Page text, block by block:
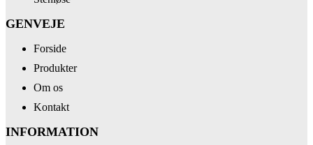
GENVEJE
Forside
Produkter
Om os
Kontakt
INFORMATION